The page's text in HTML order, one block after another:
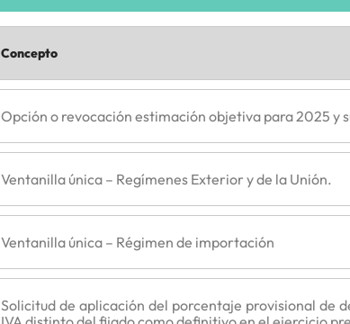
Concepto
Opción o revocación estimación objetiva para 2025 y
Ventanilla única – Regímenes Exterior y de la Unión.
Ventanilla única – Régimen de importación
Solicitud de aplicación del porcentaje provisional de